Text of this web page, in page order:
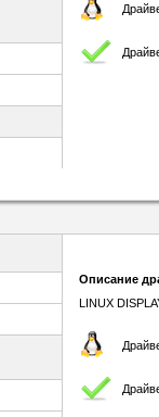
Описание
LINUX